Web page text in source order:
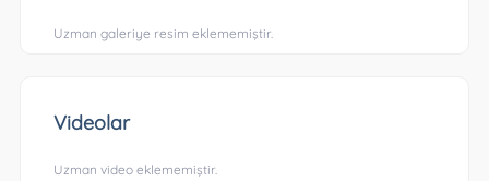
Uzman galeriye resim eklememiştir.
Videolar
Uzman video eklememiştir.